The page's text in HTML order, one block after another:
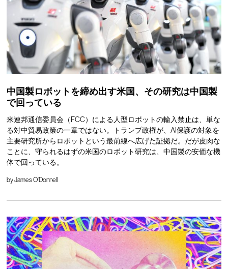
中国製ロボットを締め出す米国、その研究は中国製
で回っている
米連邦通信委員会（FCC）による人型ロボットの輸入禁止は、単な
る対中貿易政策の一章ではない。トランプ政権が、AI保護の対象を
主要研究所からロボットという最前線へ広げた証拠だ。だが皮肉な
ことに、守られるはずの米国のロボット研究は、中国製の安価な機
体で回っている。
byJames O'Donnell